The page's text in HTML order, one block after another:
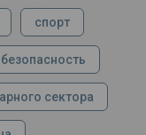
спорт
сектора